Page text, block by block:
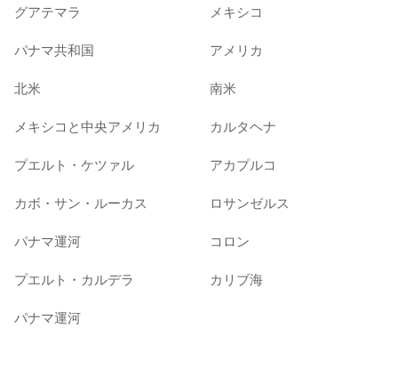
グアテマラ メキシコ
パナマ共和国 アメリカ
北米 南米
メキシコと中央アメリカ カルタヘナ
プエルト・ケツァル アカプルコ
カボ・サン・ルーカス ロサンゼルス
パナマ運河 コロン
プエルト・カルデラ カリブ海
パナマ運河